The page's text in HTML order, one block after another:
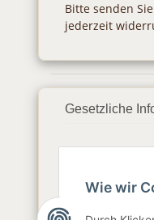
Bitte senden
jederzeit
Gesetzliche
Datenschutz
AGB
Sitemap
Wie wir